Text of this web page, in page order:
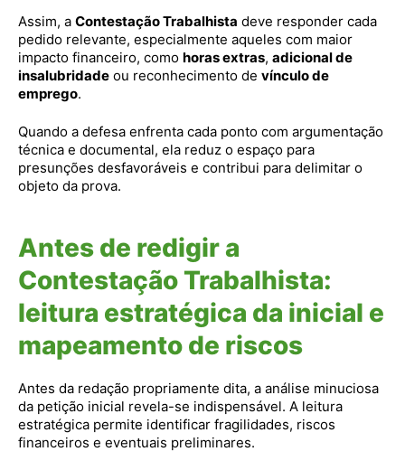
Assim, a Contestação Trabalhista deve responder cada
pedido relevante, especialmente aqueles com maior
impacto financeiro, como horas extras, adicional de
insalubridade ou reconhecimento de vínculo de
emprego.
Quando a defesa enfrenta cada ponto com argumentação
técnica e documental, ela reduz o espaço para
presunções desfavoráveis e contribui para delimitar o
objeto da prova.
Antes de redigir a
Contestação Trabalhista:
leitura estratégica da inicial e
mapeamento de riscos
Antes da redação propriamente dita, a análise minuciosa
da petição inicial revela-se indispensável. A leitura
estratégica permite identificar fragilidades, riscos
financeiros e eventuais preliminares.